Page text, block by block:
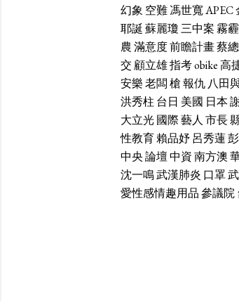
幻象 空難馮世寬APEC
耶誕蘇麗瓊三中案霧霾
農滿意度前瞻計畫蔡
交 顧立雄指考obike高
安樂老闆槍報仇 八田
洪秀柱 台日 美國 日本
大立光國際藝人 市長
性教育賴品妤呂秀蓮
中央論壇中資南方澳
沈一鳴武漢肺炎 口罩
愛性感情趣用品參議院